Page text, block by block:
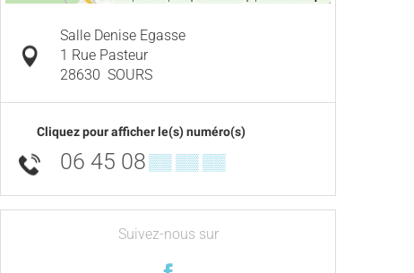
Salle Denise Egasse
1 Rue Pasteur
28630 SOURS
Cliquez pour afficher le(s) numéro(s)
06 45 08▒▒ ▒▒ ▒▒
Suivez-nous sur